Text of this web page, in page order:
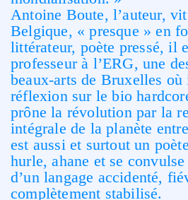
Antoine Boute, l’auteur,
Belgique, « presque » en
littérateur, poète pressé, il
professeur à l’ERG, une
beaux-arts de Bruxelles
réflexion sur le bio
prône la révolution par la
intégrale de la planète
est aussi et surtout un
hurle, ahane et se
d’un langage accidenté,
complètement stabilisé.